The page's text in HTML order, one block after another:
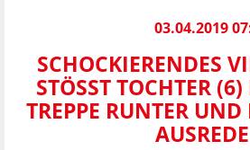
03.04.2019
SCHOCKIERENDES
STÖSST TOCHTER (6)
REPPE RUNTER UND
USREDE